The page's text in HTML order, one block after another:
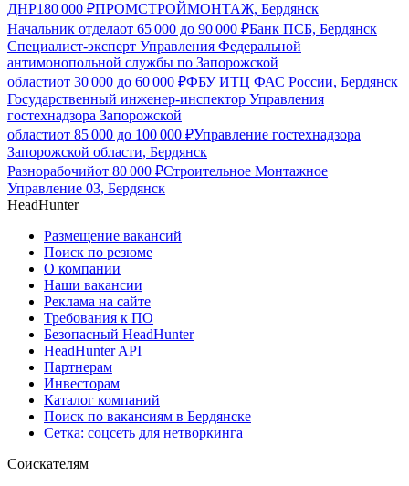
ДНР180 000 ₽ПРОМСТРОЙМОНТАЖ, Бердянск
Начальник отделаот 65 000 до 90 000 ₽Банк ПСБ, Бердянск
Специалист-эксперт Управления Федеральной
антимонопольной службы по Запорожской
областиот 30 000 до 60 000 ₽ФБУ ИТЦ ФАС России, Бердянск
Государственный инженер-инспектор Управления
гостехнадзора Запорожской
областиот 85 000 до 100 000 ₽Управление гостехнадзора
Запорожской области, Бердянск
Разнорабочийот 80 000 ₽Строительное Монтажное
Управление 03, Бердянск
HeadHunter
Размещение вакансий
Поиск по резюме
О компании
Наши вакансии
Реклама на сайте
Требования к ПО
Безопасный HeadHunter
HeadHunter API
Партнерам
Инвесторам
Каталог компаний
Поиск по вакансиям в Бердянске
Сетка: соцсеть для нетворкинга
Соискателям